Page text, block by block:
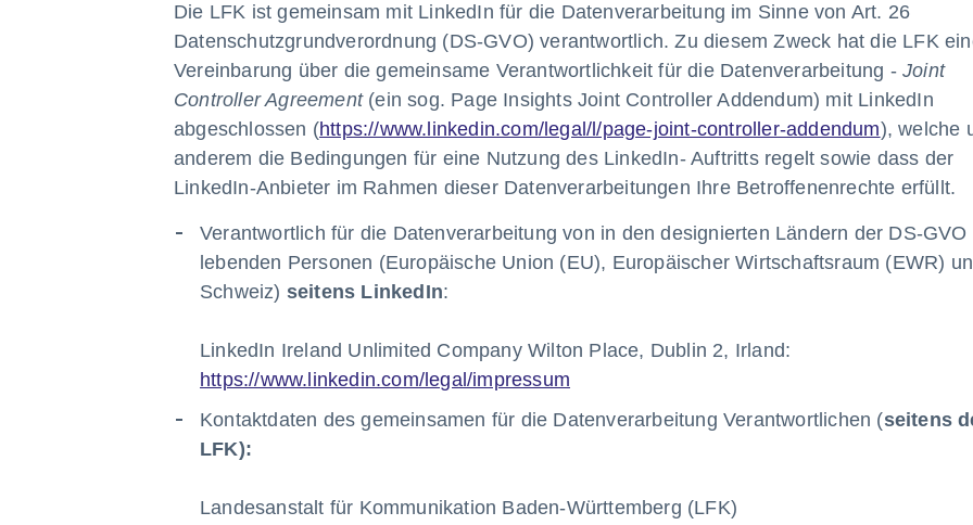
Die LFK ist gemeinsam mit LinkedIn für die Datenverarbeitung im Sinne von Art. 26
Datenschutzgrundverordnung (DS-GVO) verantwortlich. Zu diesem Zweck hat die LFK
Vereinbarung über die gemeinsame Verantwortlichkeit für die Datenverarbeitung -Joint
Controller Agreement(ein sog. Page Insights Joint Controller Addendum) mit LinkedIn
abgeschlossen (https://www.linkedin.com/legal/l/page-joint-controller-addendum), welche
anderem die Bedingungen für eine Nutzung des LinkedIn- Auftritts regelt sowie dass der
LinkedIn-Anbieter im Rahmen dieser Datenverarbeitungen Ihre Betroffenenrechte erfüllt.
Verantwortlich für die Datenverarbeitung von in den designierten Ländern der DS-GVO
lebenden Personen (Europäische Union (EU), Europäischer Wirtschaftsraum (EWR)
Schweiz) seitens LinkedIn:
LinkedIn Ireland Unlimited Company Wilton Place, Dublin 2, Irland:
https://www.linkedin.com/legal/impressum
Kontaktdaten des gemeinsamen für die Datenverarbeitung Verantwortlichen (seitens
LFK):
Landesanstalt für Kommunikation Baden-Württemberg (LFK)